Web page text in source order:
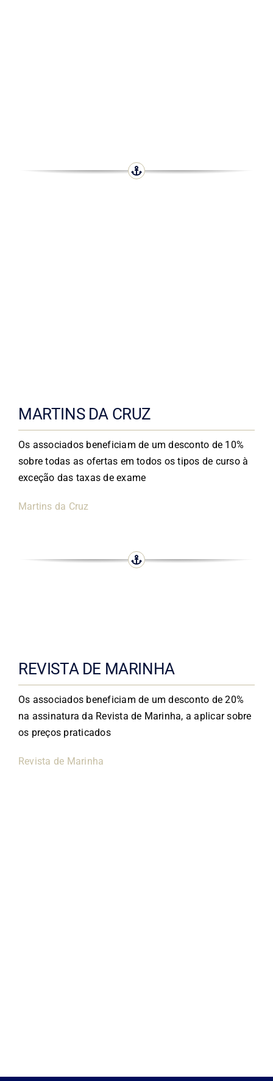
MARTINS DA CRUZ
Os associados beneficiam de um desconto de 10%
sobre todas as ofertas em todos os tipos de curso à
exceção das taxas de exame
Martins da Cruz
REVISTA DE MARINHA
Os associados beneficiam de um desconto de 20%
na assinatura da Revista de Marinha, a aplicar sobre
os preços praticados​
Revista de Marinha